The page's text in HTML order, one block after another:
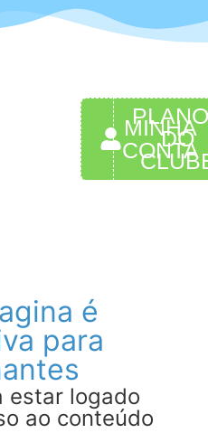
MINHA
CONTA
DO
é
para
estar logado
ao conteúdo